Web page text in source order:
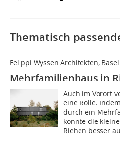
Thematisch
Felippi Wyssen Architekten, Basel
Mehrfamilienhaus in
Auch im Vorort
eine Rolle.
durch ein
konnte die
Riehen besser